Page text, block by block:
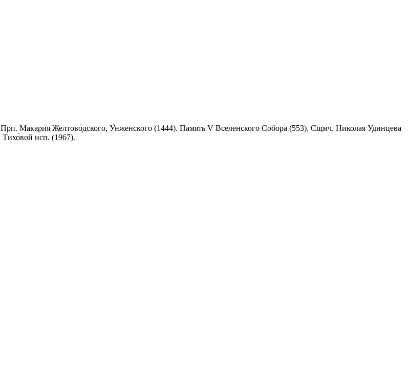
Макария Желтово́дского, У́нженского (1444). Память V Вселенского Собора (553). Сщмч. Николая Удинцева
Тихо́вой исп. (1967).